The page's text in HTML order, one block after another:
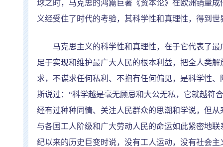
球之时，马克思的鸿篇巨著《资本论》在欧洲销量成
义经受住了时代的考验，其科学性和真理性，得到
马克思主义的科学性和真理性，在于它代表了最
足于实现和维护最广大人民的根本利益，把全人类
求，不谋求任何私利、不抱有任何偏见，是科学性
斯说过： “科学越是毫无顾忌和大公无私，它就越符
经有过种种同情、关注人民群众的思潮和学说，但
与各国工人阶级和广大劳动人民的命运如此紧密地
纪以来的历史巨变时说，没有工人运动，没有社会